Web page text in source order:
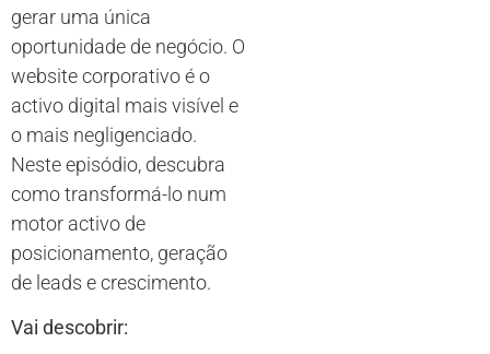
gerar uma única
oportunidade de negócio. O
website corporativo é o
activo digital mais visível e
o mais negligenciado.
Neste episódio, descubra
como transformá-lo num
motor activo de
posicionamento, geração
de leads e crescimento.
Vai descobrir: